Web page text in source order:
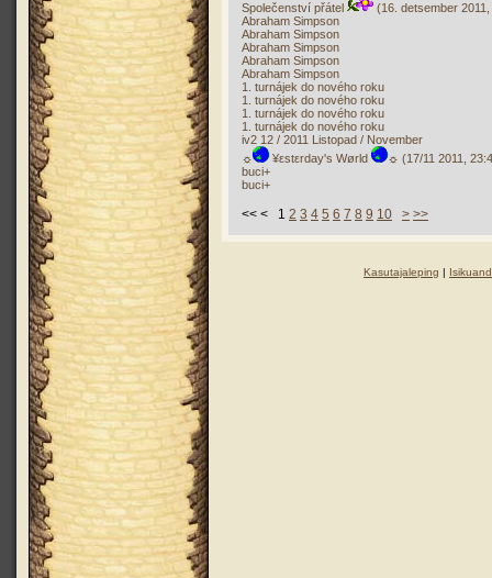
Společenství přátel
(16. detsember
Abraham Simpson
Abraham Simpson
Abraham Simpson
Abraham Simpson
Abraham Simpson
1. turnájek do nového roku
1. turnájek do nového roku
1. turnájek do nového roku
1. turnájek do nového roku
iv2 12 / 2011 Listopad / November
☼
¥εstεrday's Wørld
☼ (17/11 2011,
buci+
buci+
<< < 1 2 3 4 5 6 7 8 9 10 > >>
Kasutajaleping |